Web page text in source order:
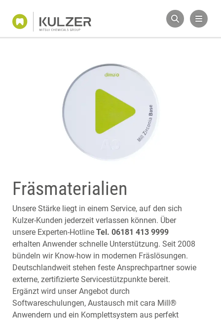
Fräsmaterialien
Unsere Stärke liegt in einem Service, auf den sich
Kulzer-Kunden jederzeit verlassen können. Über
unsere Experten-Hotline Tel. 06181 413 9999
erhalten Anwender schnelle Unterstützung. Seit 2008
bündeln wir Know-how in modernen Fräslösungen.
Deutschlandweit stehen feste Ansprechpartner sowie
externe, zertifizierte Servicestützpunkte bereit.
Ergänzt wird unser Angebot durch
Softwareschulungen, Austausch mit cara Mill®
Anwendern und ein Komplettsystem aus perfekt